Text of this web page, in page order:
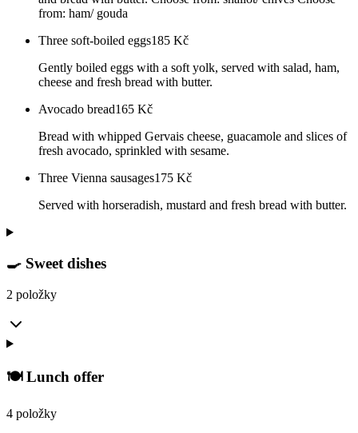
from: ham/ gouda
Three soft-boiled eggs185 Kč
Gently boiled eggs with a soft yolk, served with salad, ham,
cheese and fresh bread with butter.
Avocado bread165 Kč
Bread with whipped Gervais cheese, guacamole and slices of
fresh avocado, sprinkled with sesame.
Three Vienna sausages175 Kč
Served with horseradish, mustard and fresh bread with butter.
🍳 Sweet dishes
2 položky
🍽️ Lunch offer
4 položky